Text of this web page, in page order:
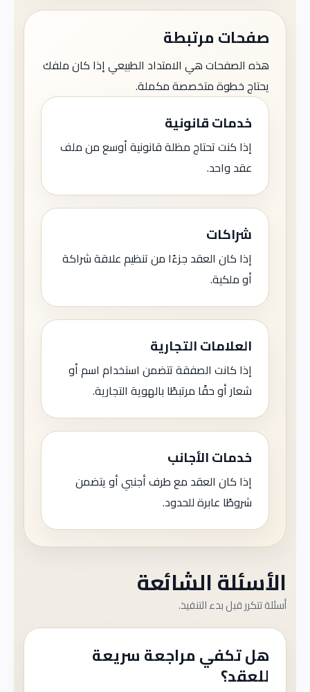
صفحات مرتبطة
هذه الصفحات هي الامتداد الطبيعي إذا كان ملفك
يحتاج خطوة متخصصة مكملة.
خدمات قانونية
إذا كنت تحتاج مظلة قانونية أوسع من ملف
عقد واحد.
شراكات
إذا كان العقد جزءًا من تنظيم علاقة شراكة
أو ملكية.
العلامات التجارية
إذا كانت الصفقة تتضمن استخدام اسم أو
شعار أو حقًا مرتبطًا بالهوية التجارية.
خدمات الأجانب
إذا كان العقد مع طرف أجنبي أو يتضمن
شروطًا عابرة للحدود.
الأسئلة الشائعة
أسئلة تتكرر قبل بدء التنفيذ.
هل تكفي مراجعة سريعة
للعقد؟